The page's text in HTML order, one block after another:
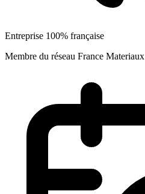
Entreprise 100% française
Membre du réseau France Materiaux